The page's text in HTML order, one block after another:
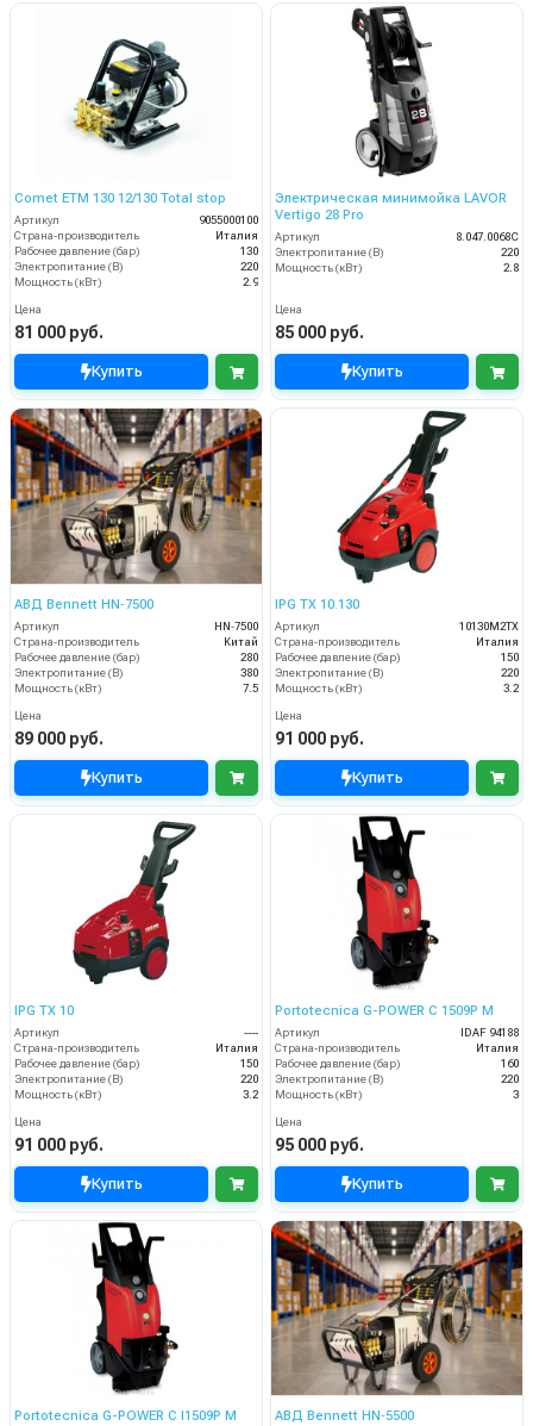
Comet ETM 130 12/130 Total stop
Артикул
9055000100
Страна-производитель
Италия
Рабочее давление (бар)
130
Электропитание (В)
220
Мощность (кВт)
2.9
Цена
81 000 руб.
Купить
Электрическая минимойка LAVOR
Vertigo 28 Pro
Артикул
8.047.0068C
Электропитание (В)
220
Мощность (кВт)
2.8
Цена
85 000 руб.
Купить
АВД Bennett HN‑7500
Артикул
HN‑7500
Страна-производитель
Китай
Рабочее давление (бар)
280
Электропитание (В)
380
Мощность (кВт)
7.5
Цена
89 000 руб.
Купить
IPG TX 10.130
Артикул
10130M2TX
Страна-производитель
Италия
Рабочее давление (бар)
150
Электропитание (В)
220
Мощность (кВт)
3.2
Цена
91 000 руб.
Купить
IPG TX 10
Артикул
----
Страна-производитель
Италия
Рабочее давление (бар)
150
Электропитание (В)
220
Мощность (кВт)
3.2
Цена
91 000 руб.
Купить
Portotecnica G-POWER C 1509P M
Артикул
IDAF 94188
Страна-производитель
Италия
Рабочее давление (бар)
160
Электропитание (В)
220
Мощность (кВт)
3
Цена
95 000 руб.
Купить
Portotecnica G-POWER C I1509P M АВД Bennett HN‑5500